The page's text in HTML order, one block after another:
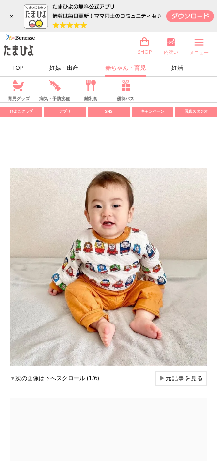
×
TOP 妊娠・出産 赤ちゃん・育児 妊活
SHOP 内祝い メニュー
育児グッズ 病気・予防接種 離乳食 優待パス
ひよこクラブ アプリ SNS キャンペーン 写真スタジオ
▼次の画像は下へスクロール (1/6) ▶元記事を見る